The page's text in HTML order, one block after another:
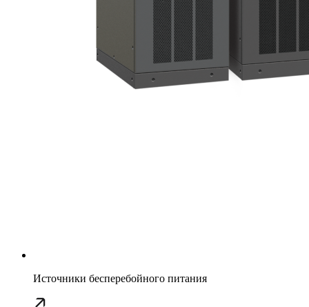
Источники бесперебойного питания